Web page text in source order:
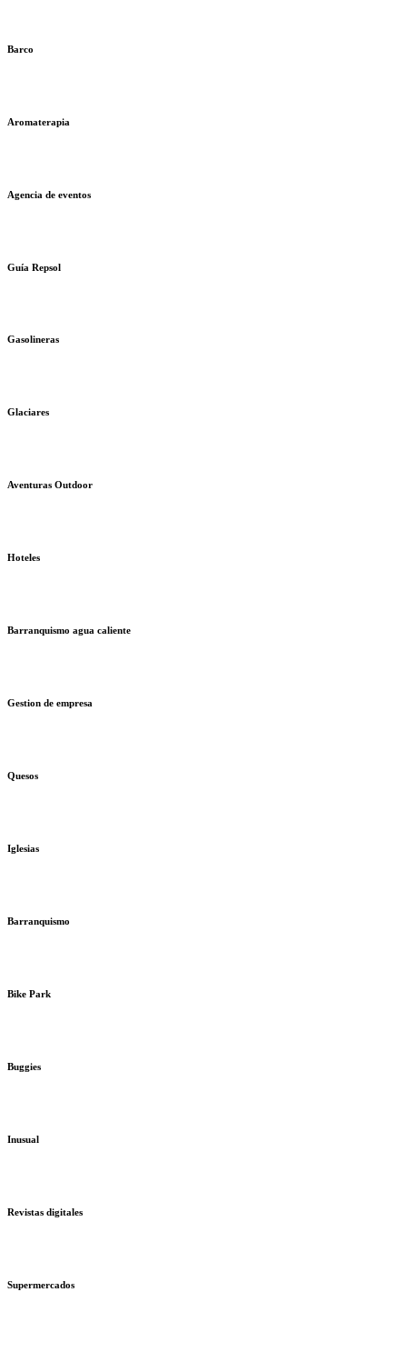
Barco
Aromaterapia
Agencia de eventos
Guía Repsol
Gasolineras
Glaciares
Aventuras Outdoor
Hoteles
Barranquismo agua caliente
Gestion de empresa
Quesos
Iglesias
Barranquismo
Bike Park
Buggies
Inusual
Revistas digitales
Supermercados